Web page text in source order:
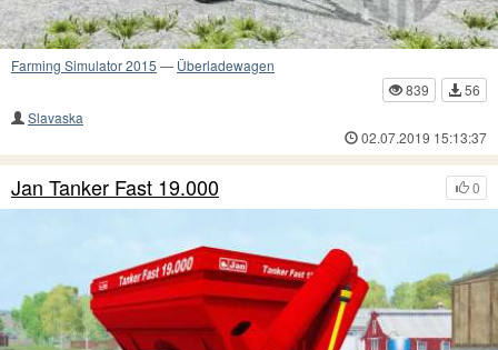
Farming Simulator 2015 — Überladewagen
839
56
Slavaska
02.07.2019 15:13:37
0
Jan Tanker Fast 19.000